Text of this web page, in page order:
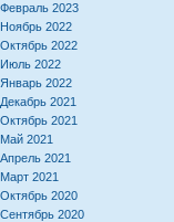
Февраль 2023
Ноябрь 2022
Октябрь 2022
Июль 2022
Январь 2022
Декабрь 2021
Октябрь 2021
Май 2021
Апрель 2021
Март 2021
Октябрь 2020
Сентябрь 2020